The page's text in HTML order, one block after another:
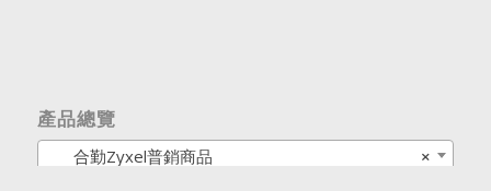
產品總覽
×
合勤Zyxel普銷商品